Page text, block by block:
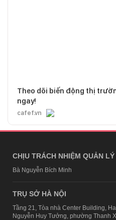
Theo dõi biến động thị
ngay!
cafef.vn
CHỊU TRÁCH NHIỆM QUẢN LÝ
Bà Nguyễn Bích Minh
TRỤ SỞ HÀ NỘI
Tầng 21, Tòa nhà Center Building,
Nguyễn Huy Tưởng, phường Thanh